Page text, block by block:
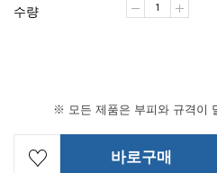
수량
※ 모든 제품은 부피와 규격이
바로구매